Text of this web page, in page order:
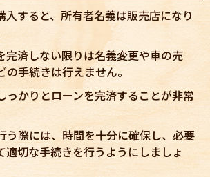
入すると、所有者名義は販売店になり
完済しない限りは名義変更や車の売
手続きは行えません。
っかりとローンを完済することが非常
う際には、時間を十分に確保し、必要
適切な手続きを行うようにしましょ